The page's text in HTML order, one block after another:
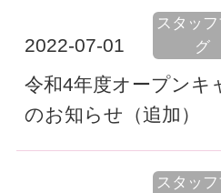
2022-07-01
スタッフ
グ
令和4年度オープンキ
のお知らせ（追加）
スタッフ